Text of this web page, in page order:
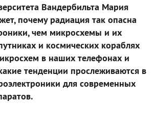
Вандербильта Мария
почему радиация так опасна
чем микросхемы и их
и космических кораблях
в наших телефонах и
тенденции прослеживаются в
для современных